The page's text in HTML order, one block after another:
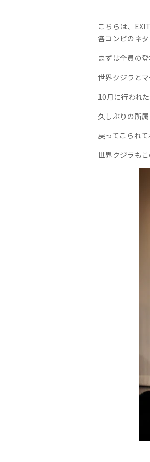
こちらは、
各コンビのネ
まずは全員の登
世界クジラと
10月に行われ
久しぶりの所
戻ってこられ
世界クジラも